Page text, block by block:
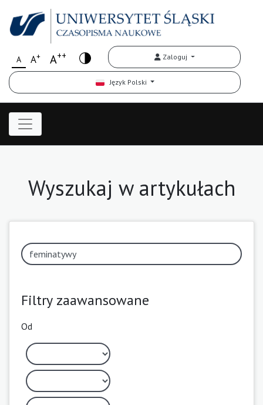
A A+ A++ Zaloguj
Język Polski
Wyszukaj w artykułach
Filtry zaawansowane
Od